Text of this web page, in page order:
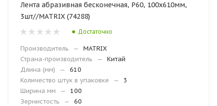
Лента абразивная бесконечная, Р60, 100х610мм,
3шт//MATRIX (74288)
Достаточно
Производитель —
MATRIX
Страна-производитель
—
Китай
Длина (мм)
—
610
Количество штук в упаковке
—
3
Ширина мм
—
100
Зернистость
—
60